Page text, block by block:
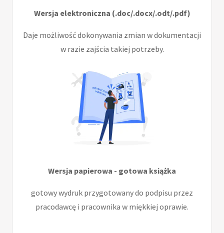
Wersja elektroniczna (.doc/.docx/.odt/.pdf)
Daje możliwość dokonywania zmian w dokumentacji
w razie zajścia takiej potrzeby.
Wersja papierowa - gotowa książka
gotowy wydruk przygotowany do podpisu przez
pracodawcę i pracownika w miękkiej oprawie.